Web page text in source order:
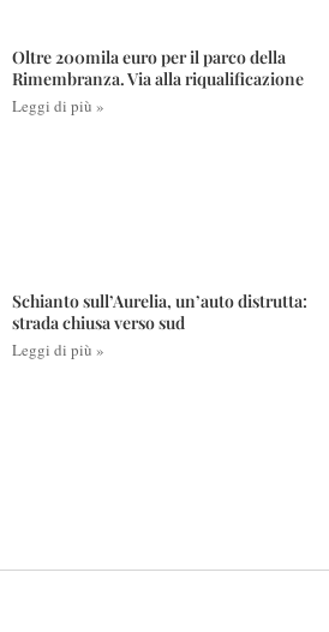
Oltre 200mila euro per il parco della
Rimembranza. Via alla riqualificazione
Leggi di più »
Schianto sull’Aurelia, un’auto distrutta:
strada chiusa verso sud
Leggi di più »